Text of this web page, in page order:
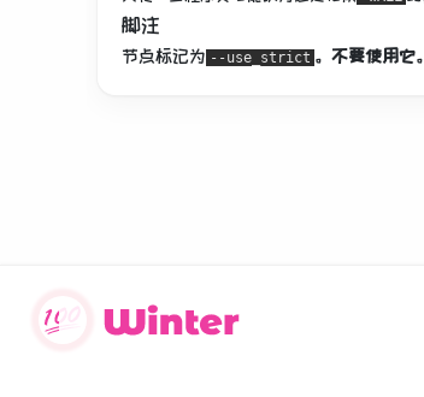
脚注
节点标记为 --use_strict 。 不要使用它。